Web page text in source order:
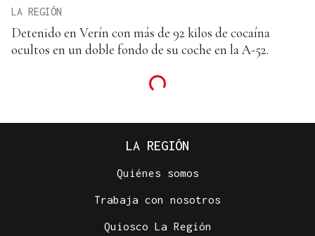
LA REGIÓN
Detenido en Verín con más de 92 kilos de cocaína
ocultos en un doble fondo de su coche en la A-52.
LA REGIÓN
Quiénes somos
Trabaja con nosotros
Quiosco La Región